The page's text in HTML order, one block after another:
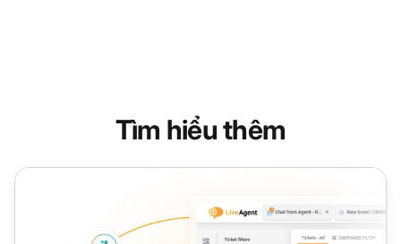
Tìm hiểu thêm
Số VoIP